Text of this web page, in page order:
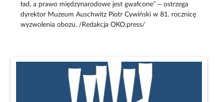
ład, a prawo międzynarodowe jest gwałcone” – ostrzega
dyrektor Muzeum Auschwitz Piotr Cywiński w 81. rocznicę
wyzwolenia obozu. /Redakcja OKO.press/